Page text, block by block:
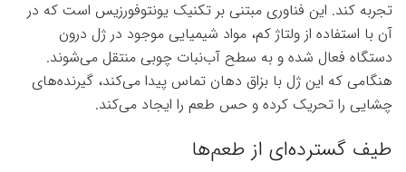
تجربه کند. این فناوری مبتنی بر تکنیک یونتوفورزیس است که در
آن با استفاده از ولتاژ کم، مواد شیمیایی موجود در ژل درون
دستگاه فعال شده و به سطح آب‌نبات چوبی منتقل می‌شوند.
هنگامی که این ژل با بزاق دهان تماس پیدا می‌کند، گیرنده‌های
چشایی را تحریک کرده و حس طعم را ایجاد می‌کند.
طیف گسترده‌ای از طعم‌ها